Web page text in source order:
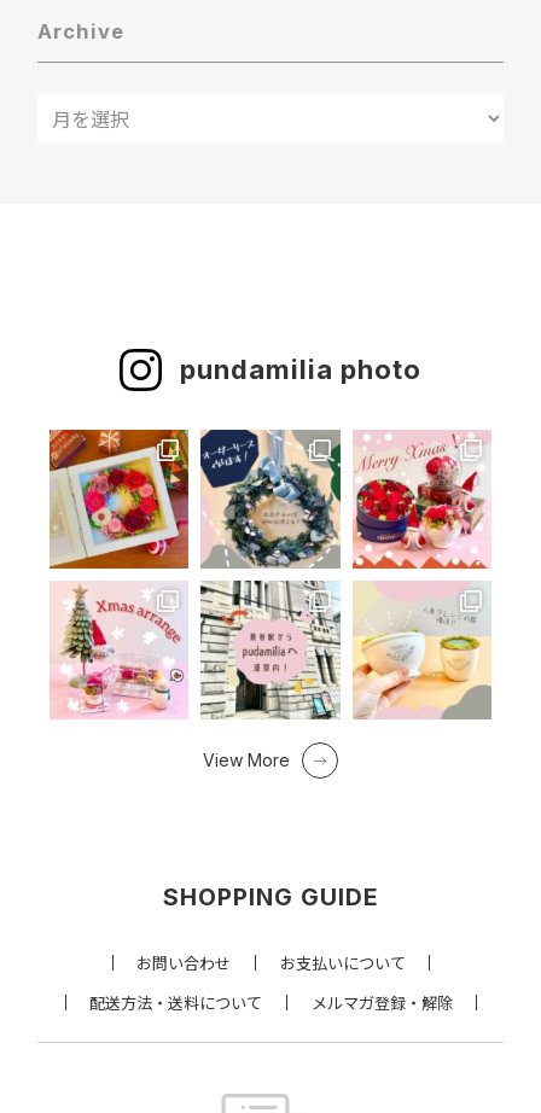
Archive
pundamilia photo
View More
SHOPPING GUIDE
お問い合わせ
お支払いについて
配送方法・送料について
メルマガ登録・解除